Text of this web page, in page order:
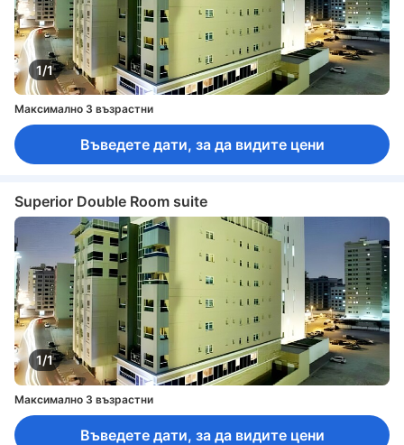
1/1
Максимално 3 възрастни
Въведете дати, за да видите цени
Superior Double Room suite
1/1
Максимално 3 възрастни
Въведете дати, за да видите цени